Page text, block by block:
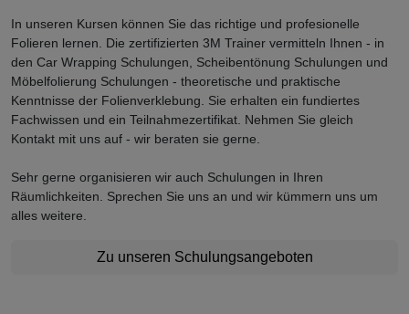
In unseren Kursen können Sie das richtige und profesionelle
Folieren lernen. Die zertifizierten 3M Trainer vermitteln Ihnen - in
den Car Wrapping Schulungen, Scheibentönung Schulungen und
Möbelfolierung Schulungen - theoretische und praktische
Kenntnisse der Folienverklebung. Sie erhalten ein fundiertes
Fachwissen und ein Teilnahmezertifikat. Nehmen Sie gleich
Kontakt mit uns auf - wir beraten sie gerne.
Sehr gerne organisieren wir auch Schulungen in Ihren
Räumlichkeiten. Sprechen Sie uns an und wir kümmern uns um
alles weitere.
Zu unseren Schulungsangeboten